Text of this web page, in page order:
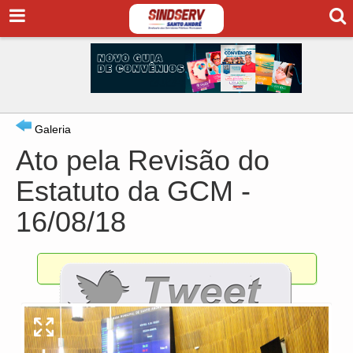
Galeria
Ato pela Revisão do
Estatuto da GCM -
16/08/18